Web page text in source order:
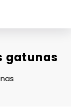
gatunas